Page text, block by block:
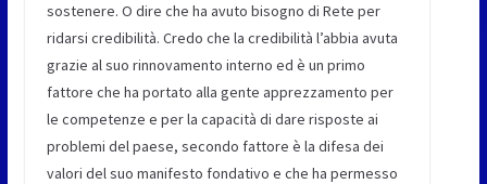
sostenere. O dire che ha avuto bisogno di Rete per
ridarsi credibilità. Credo che la credibilità l’abbia avuta
grazie al suo rinnovamento interno ed è un primo
fattore che ha portato alla gente apprezzamento per
le competenze e per la capacità di dare risposte ai
problemi del paese, secondo fattore è la difesa dei
valori del suo manifesto fondativo e che ha permesso